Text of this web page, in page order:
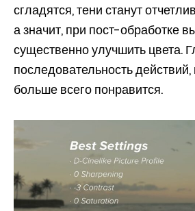
сгладятся, тени станут
а значит, при пост-обработке
существенно улучшить цвета.
последовательность
больше всего понравится.